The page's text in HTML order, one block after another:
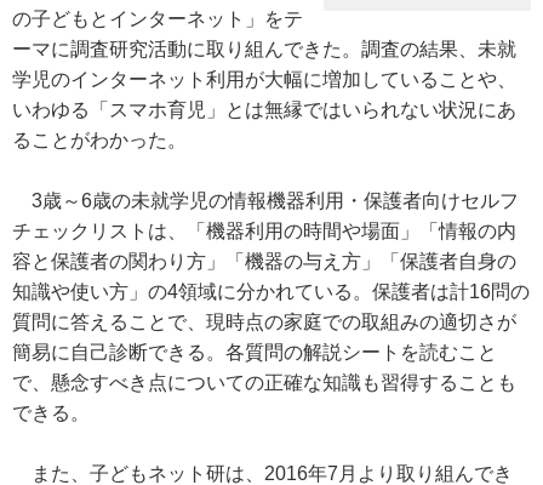
の子どもとインターネット」をテ
ーマに調査研究活動に取り組んできた。調査の結果、未就
学児のインターネット利用が大幅に増加していることや、
いわゆる「スマホ育児」とは無縁ではいられない状況にあ
ることがわかった。
3歳～6歳の未就学児の情報機器利用・保護者向けセルフ
チェックリストは、「機器利用の時間や場面」「情報の内
容と保護者の関わり方」「機器の与え方」「保護者自身の
知識や使い方」の4領域に分かれている。保護者は計16問の
質問に答えることで、現時点の家庭での取組みの適切さが
簡易に自己診断できる。各質問の解説シートを読むこと
で、懸念すべき点についての正確な知識も習得することも
できる。
また、子どもネット研は、2016年7月より取り組んでき